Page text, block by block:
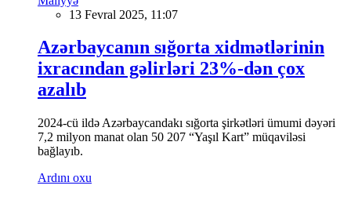
13 Fevral 2025, 11:07
Azərbaycanın sığorta xidmətlərinin
ixracından gəlirləri 23%-dən çox
azalıb
2024-cü ildə Azərbaycandakı sığorta şirkətləri ümumi dəyəri
7,2 milyon manat olan 50 207 “Yaşıl Kart” müqaviləsi
bağlayıb.
Ardını oxu